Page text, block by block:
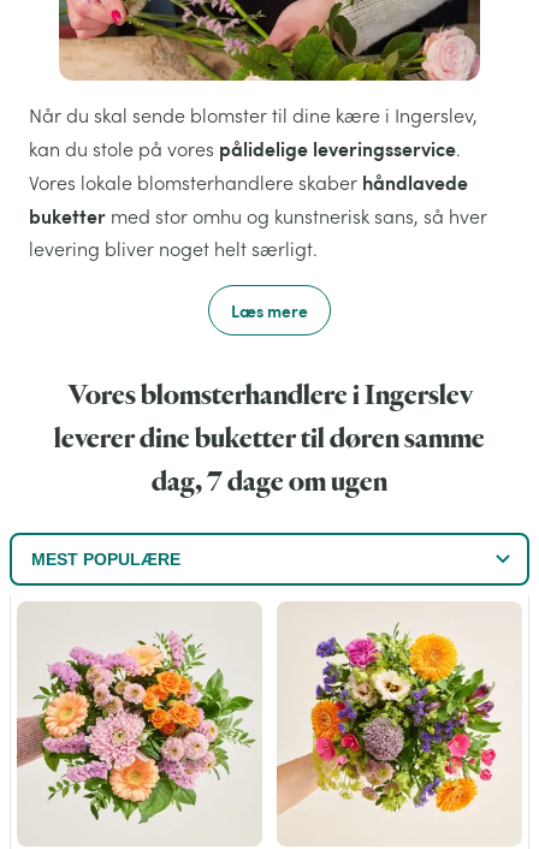
Når du skal sende blomster til dine kære i Ingerslev,
kan du stole på vores pålidelige leveringsservice.
Vores lokale blomsterhandlere skaber håndlavede
buketter med stor omhu og kunstnerisk sans, så hver
levering bliver noget helt særligt.
Læs mere
Vores blomsterhandlere i Ingerslev
leverer dine buketter til døren samme
dag, 7 dage om ugen